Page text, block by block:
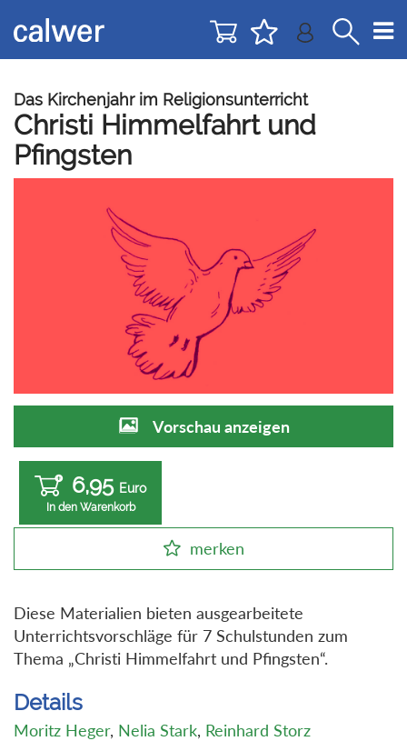
zur
Navigation
zum
Inhalt
Das Kirchenjahr im Religionsunterricht
Christi Himmelfahrt und
Pfingsten
Vorschau anzeigen
6,95 Euro
In den Warenkorb
merken
Diese Materialien bieten ausgearbeitete
Unterrichtsvorschläge für 7 Schulstunden zum
Thema „Christi Himmelfahrt und Pfingsten“.
Details
Moritz Heger, Nelia Stark, Reinhard Storz